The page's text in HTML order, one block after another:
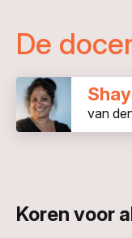
De
van
Koren voor